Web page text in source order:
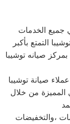
التمتع بأكبر
صيانه توشيبا
صيانة توشيبا
المميزة من خلال
،والتخفيضات